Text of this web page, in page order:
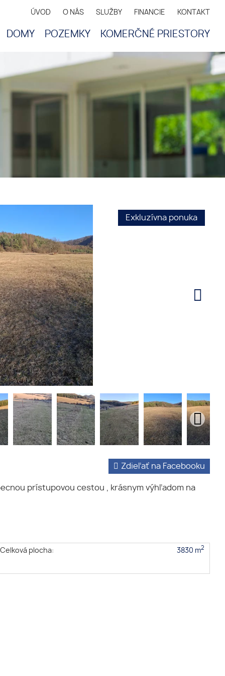
ÚVOD O NÁS SLUŽBY FINANCIE KONTAKT
DOMY POZEMKY KOMERČNÉ PRIESTORY
Exkluzívna ponuka
Zdieľať na Facebooku
prístupovou cestou , krásnym výhľadom na
Celková plocha: 3830 m2